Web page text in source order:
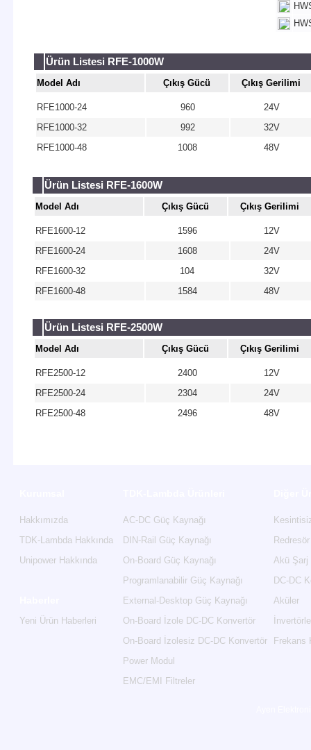
Ürün Listesi RFE-1000W
Model Adı Çıkış Gücü Çıkış Gerilimi
RFE1000-24 960
24V
RFE1000-32
992
32V
RFE1000-48
1008 48V
Ürün Listesi RFE-1600W
Model Adı Çıkış Gücü Çıkış Gerilimi
RFE1600-12 1596
12V
RFE1600-24
1608
24V
RFE1600-32
104
32V
RFE1600-48
1584 48V
Ürün Listesi RFE-2500W
Model Adı Çıkış Gücü Çıkış Gerilimi
RFE2500-12 2400
12V
RFE2500-24
2304
24V
RFE2500-48
2496 48V
Hakkımızda AC-DC Güç Kaynağı
TDK-Lambda Hakkında
DIN-Rail Güç Kaynağı
Redresör
Unipower Hakkında
On-Board Güç Kaynağı
Akü Şarj
Programlanabilir Güç Kaynağı
DC-DC
External-Desktop Güç Kaynağı
Aküler
Yeni Ürün Haberleri
On-Board İzole DC-DC Konvertör
On-Board İzolesiz DC-DC Konvertör
Frekans
Power Modul
EMC/EMI Filtreler